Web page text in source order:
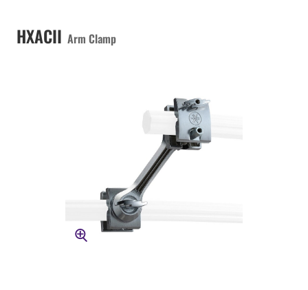
HXACII Arm Clamp